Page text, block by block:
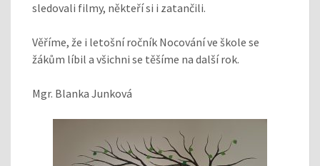
sledovali filmy, někteří si i zatančili.
Věříme, že i letošní ročník Nocování ve škole se
žákům líbil a všichni se těšíme na další rok.
Mgr. Blanka Junková